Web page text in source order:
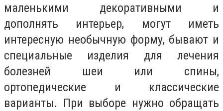
маленькими декоративными и
дополнять интерьер, могут иметь
интересную необычную форму, бывают и
специальные изделия для лечения
болезней шеи или спины,
ортопедические и классические
варианты. При выборе нужно обращать